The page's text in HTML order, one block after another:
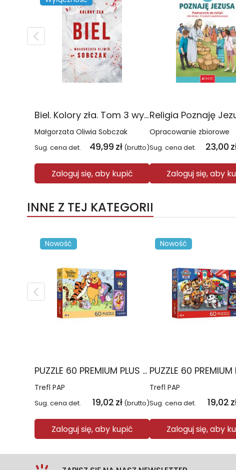
Biel. Kolory zła. Tom 3 wyd. 2025
Małgorzata Oliwia Sobczak
Sug. cena det. 49,99 zł (brutto)
Zaloguj się, aby kupić
Opracowanie zbiorowe
Sug. cena det. 23,00
Zaloguj się, aby
INNE Z TEJ KATEGORII
Nowość
PUZZLE 60 PREMIUM PLUS KIDS Uśmiech i miód Kubuś Puchatek 17437
Trefl PAP
Sug. cena det. 19,02 zł (brutto)
Zaloguj się, aby kupić
Nowość
Trefl PAP
Sug. cena det. 19,02
Zaloguj się, aby